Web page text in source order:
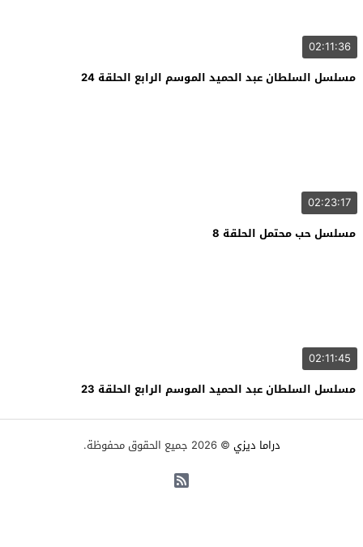
02:11:36
مسلسل السلطان عبد الحميد الموسم الرابع الحلقة 24
02:23:17
مسلسل حب محتمل الحلقة 8
02:11:45
مسلسل السلطان عبد الحميد الموسم الرابع الحلقة 23
دراما ديزي © 2026 جميع الحقوق محفوظة.